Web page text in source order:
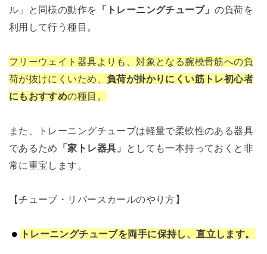
ル」と同様の動作を 「トレーニングチューブ」 の負荷を
利用して行う種目。
フリーウェイト器具よりも、対象となる腕橈骨筋への負
荷が抜けにくいため、 負荷が掛かりにくい筋トレ初心者
にもおすすめの種目。
また、トレーニングチューブは軽量で柔軟性のある器具
であるため
「家トレ器具」
としても一本持っておくと非
常に重宝します。
【チューブ・リバースカールのやり方】
トレーニングチューブを両手に保持し、直立します。